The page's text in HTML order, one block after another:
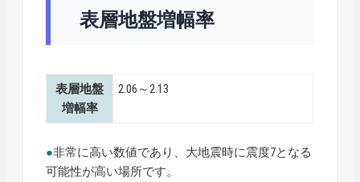
表層地盤増幅率
表層地盤
増幅率
2.06～2.13
●非常に高い数値であり、大地震時に震度7となる
可能性が高い場所です。